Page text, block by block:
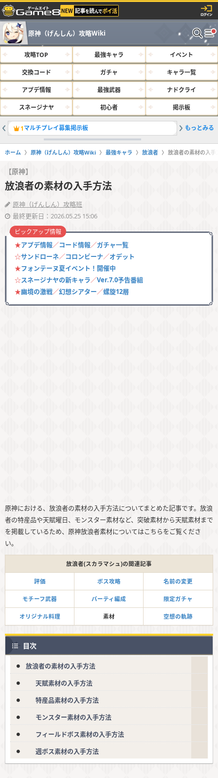
原神（げんしん）攻略Wiki
攻略TOP 最強キャラ イベント
交換コード ガチャ キャラ一覧
アプデ情報 最強武器 ナドクライ
スネージナヤ 初心者 掲示板
1マルチプレイ募集掲示板 2サルベ
もっとみる
ホーム 原神（げんしん）攻略Wiki 最強キャラ 放浪者 放浪者の素材の入手
【原神】
放浪者の素材の入手方法
原神（げんしん）攻略班
最終更新日：2026.05.25 15:06
★アプデ情報／コード情報／ガチャ一覧
☆サンドローネ／コロンビーナ／オデット
★フォンテーヌ夏イベント！開催中
☆スネージナヤの新キャラ／Ver.7.0予告番組
★幽境の激戦／幻想シアター／螺旋12層
ピックアップ情報
原神における、放浪者の素材の入手方法についてまとめた記事です。放浪
者の特産品や天賦曜日、モンスター素材など、突破素材から天賦素材まで
を掲載しているため、原神放浪者素材についてはこちらをご覧くださ
い。
放浪者(スカラマシュ)の関連記事
評価 ボス攻略 名前の変更
モチーフ武器 パーティ編成 限定ガチャ
オリジナル料理 素材 空想の軌跡
目次
放浪者の素材の入手方法
天賦素材の入手方法
特産品素材の入手方法
モンスター素材の入手方法
フィールドボス素材の入手方法
週ボス素材の入手方法